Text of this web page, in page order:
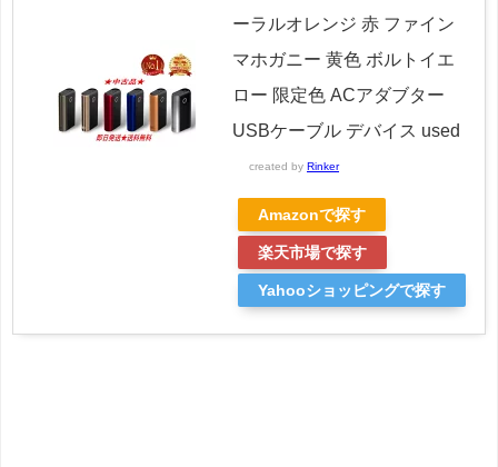
ーラルオレンジ 赤 ファイン
マホガニー 黄色 ボルトイエ
ロー 限定色 ACアダブター
USBケーブル デバイス used
created by Rinker
Amazonで探す
楽天市場で探す
Yahooショッピングで探す